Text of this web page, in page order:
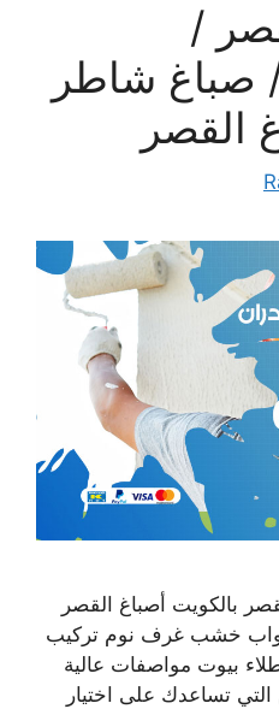
/
/ صباغ شاطر
القصر
بالكويت أصباغ القصر
خشب غرف نوم تركيب
بيوت مواصفات عالية
تساعدك على اختيار